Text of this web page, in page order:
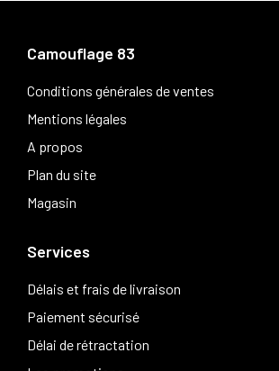
Camouflage 83
Conditions générales de ventes
Mentions légales
A propos
Plan du site
Magasin
Services
Délais et frais de livraison
Paiement sécurisé
Délai de rétractation